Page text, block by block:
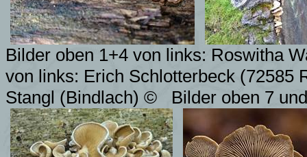
Bilder oben 1+4 von links: Roswitha
von links: Erich Schlotterbeck (72585
Stangl (Bindlach) © Bilder oben 7